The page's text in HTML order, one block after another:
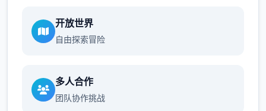
开放世界
自由探索冒险
多人合作
团队协作挑战